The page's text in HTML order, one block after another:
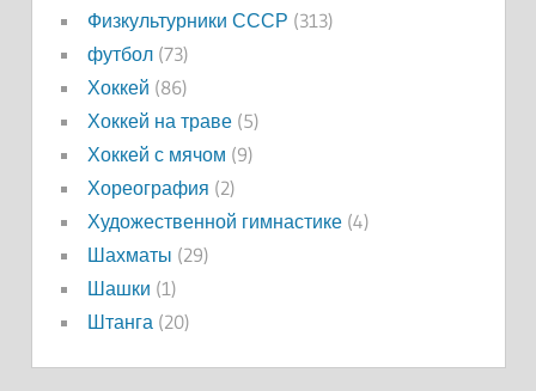
Физкультурники СССР (313)
футбол(73)
Хоккей (86)
Хоккей на траве(5)
Хоккей с мячом (9)
Хореография (2)
Художественной гимнастике(4)
Шахматы (29)
Шашки (1)
Штанга (20)